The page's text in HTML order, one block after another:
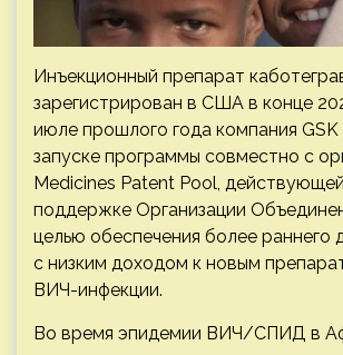
Инъекционный препарат
зарегистрирован в США в конце
июле прошлого года компания GSK
запуске программы совместно с
Medicines Patent Pool,
поддержке Организации
целью обеспечения более раннего
с низким доходом к новым
ВИЧ-инфекции.
Во время эпидемии ВИЧ/СПИД в